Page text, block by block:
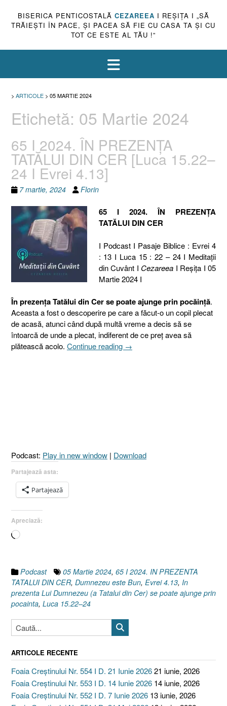
BISERICA PENTICOSTALĂ CEZAREEA I REŞIŢA I „SĂ
TRĂIEŞTI ÎN PACE, ŞI PACEA SĂ FIE CU CASA TA ŞI CU
TOT CE ESTE AL TĂU !”
> ARTICOLE > 05 MARTIE 2024
Etichetă: 05 Martie 2024
65 I 2024. ÎN PREZENȚA
TATĂLUI DIN CER [Luca 15.22–
24 I Evrei 4.13]
7 martie, 2024 Florin
65 I 2024. ÎN PREZENȚA
TATĂLUI DIN CER
I Podcast I Pasaje Biblice : Evrei 4
: 13 I Luca 15 : 22 – 24 I Meditaţii
din Cuvânt I Cezareea I Reşiţa I 05
Martie 2024 I
În prezența Tatălui din Cer se poate ajunge prin pocăință.
Aceasta a fost o descoperire pe care a făcut-o un copil plecat
de acasă, atunci când după multă vreme a decis să se
întoarcă de unde a plecat, indiferent de ce preț avea să
plătească acolo. Continue reading „65
24
→
Podcast: Play in new window | Download
Partajează asta:
Partajează
Apreciază:
Încarc...
Podcast 05 Martie 2024, 65 I 2024. IN PREZENTA
TATALUI DIN CER, Dumnezeu este Bun, Evrei 4.13, In
prezenta Lui Dumnezeu (a Tatalui din Cer) se poate ajunge prin
pocainta, Luca 15.22–24
ARTICOLE RECENTE
Foaia Creștinului Nr. 554 I D. 21 Iunie 202621 iunie, 2026
Foaia Creștinului Nr. 553 I D. 14 Iunie 2026 14 iunie, 2026
Foaia Creștinului Nr. 552 I D. 7 Iunie 2026 13 iunie, 2026